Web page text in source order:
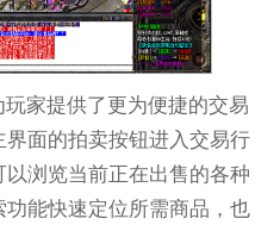
家提供了更为便捷的交易
面的拍卖按钮进入交易行
浏览当前正在出售的各种
能快速定位所需商品，也